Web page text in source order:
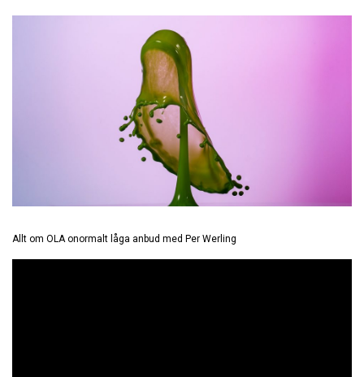
Allt om OLA onormalt låga anbud med Per Werling